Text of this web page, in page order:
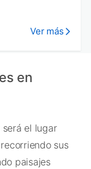
Ver más
en
el lugar
sus
paisajes